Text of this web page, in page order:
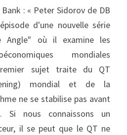
: « Peter Sidorov de DB
d'une nouvelle série
Angle" où il examine les
mondiales
sujet traite du QT
mondial et de la
ne se stabilise pas avant
nous connaissons un
il se peut que le QT ne